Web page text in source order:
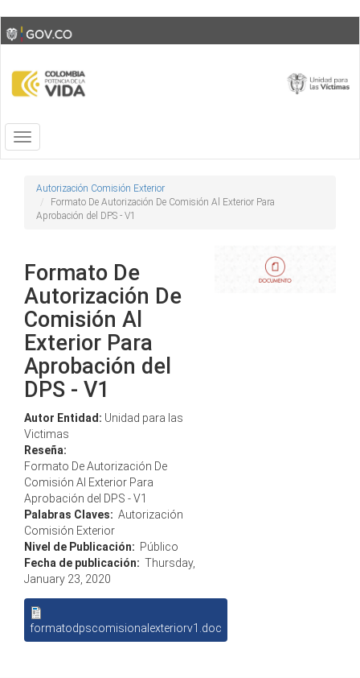
Skip
to
content
Toggle
high
Toggle
navigation
Autorización Comisión Exterior
Formato De Autorización De Comisión Al Exterior Para
Aprobación del DPS - V1
Formato De
Autorización De
Comisión Al
Exterior Para
Aprobación del
DPS - V1
Autor Entidad: Unidad para las
Victimas
Reseña:
Formato De Autorización De
Comisión Al Exterior Para
Aprobación del DPS - V1
Palabras Claves: Autorización
Comisión Exterior
Nivel de Publicación: Público
Fecha de publicación: Thursday,
January 23, 2020
formatodpscomisionalexteriorv1.doc